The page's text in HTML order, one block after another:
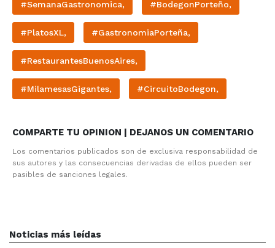
#SemanaGastronomica, #BodegonPorteño,
#PlatosXL, #GastronomiaPorteña,
#RestaurantesBuenosAires,
#MilamesasGigantes, #CircuitoBodegon,
COMPARTE TU OPINION | DEJANOS UN COMENTARIO
Los comentarios publicados son de exclusiva responsabilidad de
sus autores y las consecuencias derivadas de ellos pueden ser
pasibles de sanciones legales.
Noticias más leídas